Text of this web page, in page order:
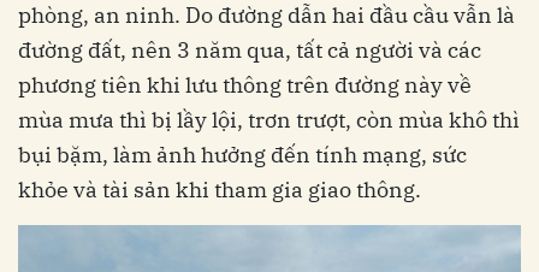
phòng, an ninh. Do đường dẫn hai đầu cầu vẫn là
đường đất, nên 3 năm qua, tất cả người và các
phương tiên khi lưu thông trên đường này về
mùa mưa thì bị lầy lội, trơn trượt, còn mùa khô thì
bụi bặm, làm ảnh hưởng đến tính mạng, sức
khỏe và tài sản khi tham gia giao thông.